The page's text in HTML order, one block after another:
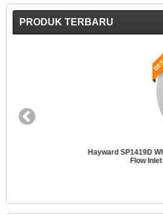
PRODUK TERBARU
Hayward SP1419D White 3/4-Inch
Flow Inlet Fitting With 1-1/2-
Rp (Hubungi